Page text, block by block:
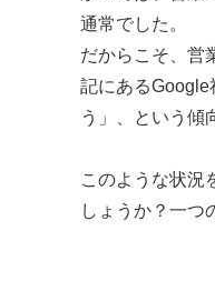
通常でした。
だからこそ、営
記にあるGoogle
う」、という傾
このような状況
しょうか？一つ